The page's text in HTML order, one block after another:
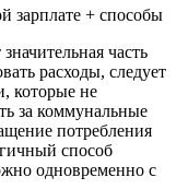
часть
расходы, следует
которые не
за коммунальные
потребления
способ
одновременно с